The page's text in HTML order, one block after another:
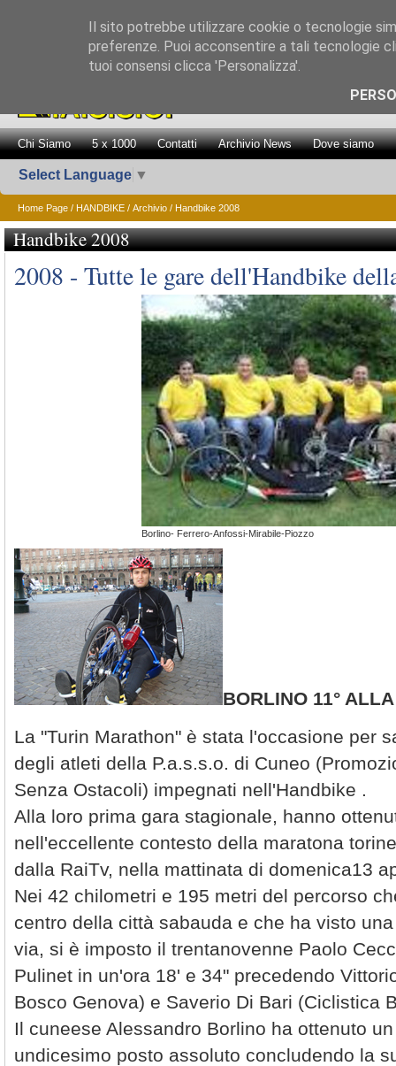
Promozione
Chi Siamo 5 x 1000 Contatti Archivio News Dove siamo
Select Language ▼
Home Page / HANDBIKE / Archivio / Handbike 2008
Handbike 2008
2008 - Tutte le gare dell'Handbike
Borlino- Ferrero-Anfossi-Mirabile-Piozzo
BORLINO 11°
La "Turin Marathon" è stata l'occasione per
degli atleti della P.a.s.s.o. di Cuneo
Senza Ostacoli) impegnati nell'Handbike .
Alla loro prima gara stagionale, hanno
nell'eccellente contesto della maratona
dalla RaiTv, nella mattinata di domenica13
Nei 42 chilometri e 195 metri del percorso
centro della città sabauda e che ha visto
via, si è imposto il trentanovenne Paolo
Pulinet in un'ora 18' e 34" precedendo
Bosco Genova) e Saverio Di Bari (Ciclistica
Il cuneese Alessandro Borlino ha ottenuto
undicesimo posto assoluto concludendo la
Il sito potrebbe utilizzare cookie o tecnologie
preferenze. Puoi acconsentire a tali tecnologie
tuoi consensi clicca 'Personalizza'.